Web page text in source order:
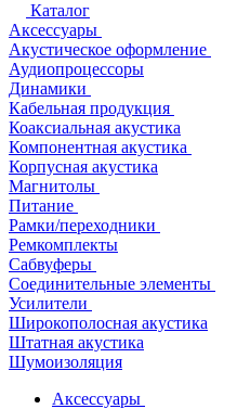
Каталог
Аксессуары
Акустическое оформление
Аудиопроцессоры
Динамики
Кабельная продукция
Коаксиальная акустика
Компонентная акустика
Корпусная акустика
Магнитолы
Питание
Рамки/переходники
Ремкомплекты
Сабвуферы
Соединительные элементы
Усилители
Широкополосная акустика
Штатная акустика
Шумоизоляция
Аксессуары